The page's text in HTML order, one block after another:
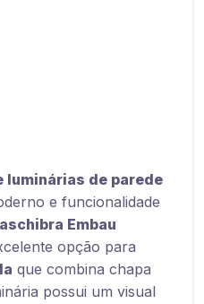
luminárias de parede
e funcionalidade
Embau
opção para
que combina chapa
possui um visual